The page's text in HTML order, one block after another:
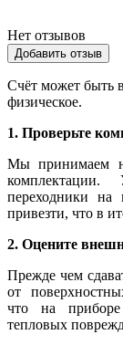
Нет отзывов
Добавить отзыв
Счёт может быть
физическое.
1. Проверьте
Мы принимаем
переходники
привезти, что в
2. Оцените
Прежде чем
от
что на приборе
тепловых